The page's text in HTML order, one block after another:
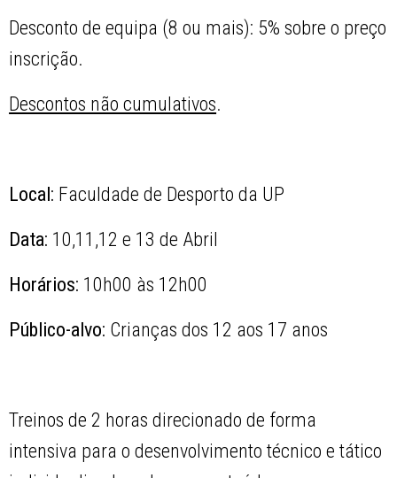
Desconto de equipa (8 ou mais): 5% sobre o preço
inscrição.
Descontos não cumulativos.
Local: Faculdade de Desporto da UP
Data: 10,11,12 e 13 de Abril
Horários: 10h00 às 12h00
Público-alvo: Crianças dos 12 aos 17 anos
Treinos de 2 horas direcionado de forma
intensiva para o desenvolvimento técnico e tático